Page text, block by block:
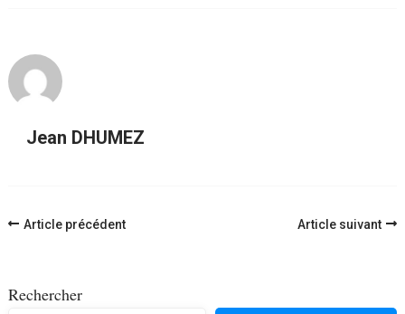
Jean DHUMEZ
Navigation
Article précédent Article suivant
Rechercher